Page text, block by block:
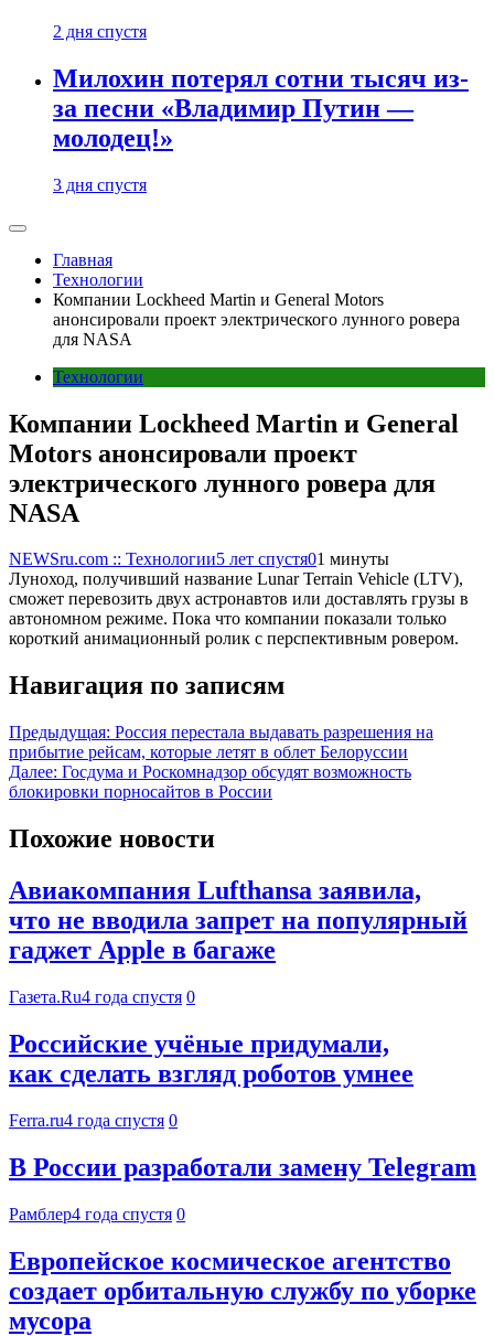
2 дня спустя
Милохин потерял сотни тысяч из-
за песни «Владимир Путин —
молодец!»
3 дня спустя
Главная
Технологии
Компании Lockheed Martin и General Motors
анонсировали проект электрического лунного ровера
для NASA
Технологии
Компании Lockheed Martin и General
Motors анонсировали проект
электрического лунного ровера для
NASA
NEWSru.com :: Технологии5 лет спустя01 минуты
Луноход, получивший название Lunar Terrain Vehicle (LTV),
сможет перевозить двух астронавтов или доставлять грузы в
автономном режиме. Пока что компании показали только
короткий анимационный ролик с перспективным ровером.
Навигация по записям
Предыдущая: Россия перестала выдавать разрешения на
прибытие рейсам, которые летят в облет Белоруссии
Далее: Госдума и Роскомнадзор обсудят возможность
блокировки порносайтов в России
Похожие новости
Авиакомпания Lufthansa заявила,
что не вводила запрет на популярный
гаджет Apple в багаже
Газета.Ru4 года спустя 0
Российские учёные придумали,
как сделать взгляд роботов умнее
Ferra.ru4 года спустя 0
В России разработали замену Telegram
Рамблер4 года спустя 0
Европейское космическое агентство
создает орбитальную службу по уборке
мусора